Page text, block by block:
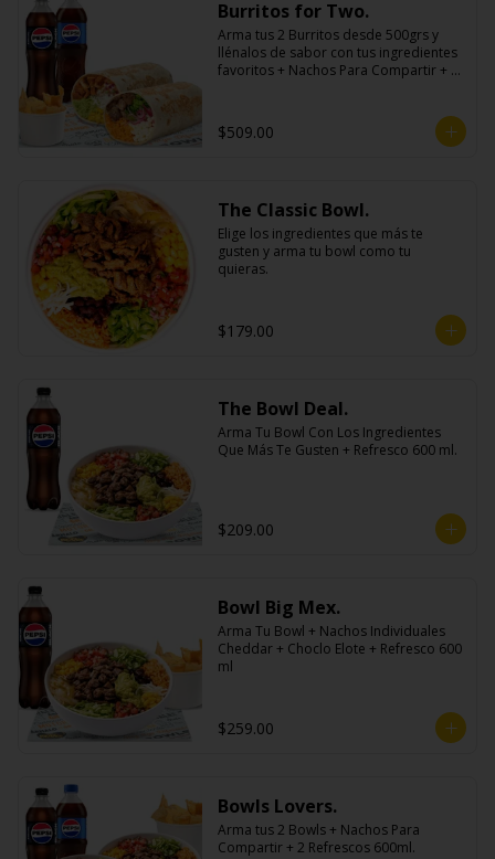
Burritos for Two.
Arma tus 2 Burritos desde 500grs y
llénalos de sabor con tus ingredientes
favoritos + Nachos Para Compartir + 2
$509.00
The Classic Bowl.
Elige los ingredientes que más te
gusten y arma tu bowl como tu
quieras.
$179.00
The Bowl Deal.
Arma Tu Bowl Con Los Ingredientes
Que Más Te Gusten + Refresco 600 ml.
$209.00
Bowl Big Mex.
Arma Tu Bowl + Nachos Individuales
Cheddar + Choclo Elote + Refresco 600
ml
$259.00
Bowls Lovers.
Arma tus 2 Bowls + Nachos Para
Compartir + 2 Refrescos 600ml.